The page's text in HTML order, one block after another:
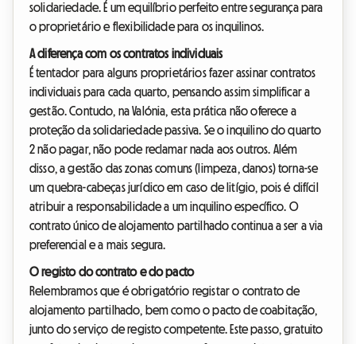
solidariedade. É um equilíbrio perfeito entre segurança para
o proprietário e flexibilidade para os inquilinos.
A diferença com os contratos individuais
É tentador para alguns proprietários fazer assinar contratos
individuais para cada quarto, pensando assim simplificar a
gestão. Contudo, na Valónia, esta prática não oferece a
proteção da solidariedade passiva. Se o inquilino do quarto
2 não pagar, não pode reclamar nada aos outros. Além
disso, a gestão das zonas comuns (limpeza, danos) torna-se
um quebra-cabeças jurídico em caso de litígio, pois é difícil
atribuir a responsabilidade a um inquilino específico. O
contrato único de alojamento partilhado continua a ser a via
preferencial e a mais segura.
O registo do contrato e do pacto
Relembramos que é obrigatório registar o contrato de
alojamento partilhado, bem como o pacto de coabitação,
junto do serviço de registo competente. Este passo, gratuito